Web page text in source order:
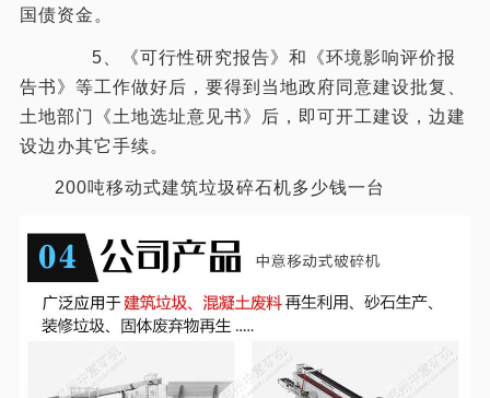
国债资金。
5、《可行性研究报告》和《环境影响评价报
告书》等工作做好后，要得到当地政府同意建设批复、
土地部门《土地选址意见书》后，即可开工建设，边建
设边办其它手续。
200吨移动式建筑垃圾碎石机多少钱一台